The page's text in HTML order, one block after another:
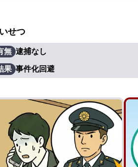
せつ
無 逮捕なし
果 事件化回避